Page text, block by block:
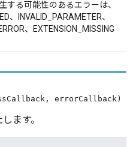
する可能性のあるエラーは、
、INVALID_PARAMETER、
、EXTENSION_MISSING
errorCallback)
ます。